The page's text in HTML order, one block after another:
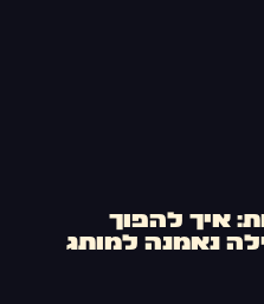
איך להפוך
נאמנה למותג